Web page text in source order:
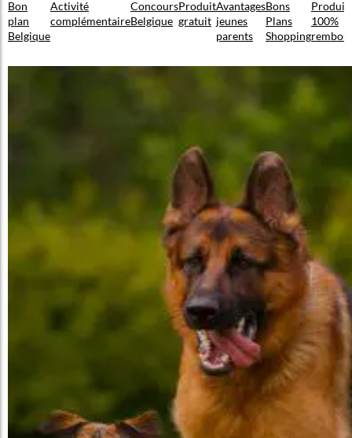
Bon
plan
Belgique
Activité
complémentaire
Concours
Belgique
Produit
gratuit
Avantages
jeunes
parents
Bons
Plans
Shopping
Produit
100%